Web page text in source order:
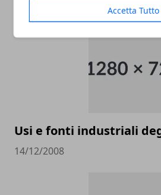
Accetta Tutto
Usi e fonti industriali
14/12/2008